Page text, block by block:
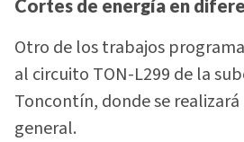
Cortes de energía en
Otro de los trabajos
al circuito TON-L299 de la
Toncontín, donde se
general.